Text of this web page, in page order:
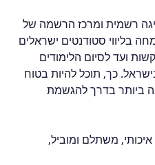
רשמית ומרכז הרשמה של
בליווי סטודנטים ישראלים
ועד לסיום הלימודים
כך, תוכל להיות בטוח
ביותר בדרך להגשמת
משתלם ומוביל,